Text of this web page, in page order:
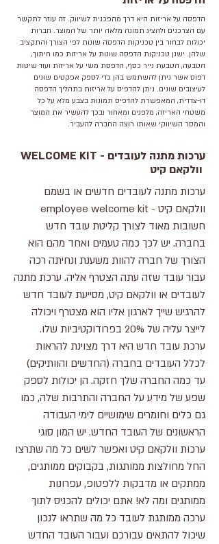
הדפסה על אריזות היא דרך מהפכנית לשיווק. זה עוזר לתקשר
עם הצרכנים ולהציג תמונה מלאה יותר של המוצר. חברות
יכולות לבחור בין טכניקות הדפסה שונות לפי הצורך והתקציב
שלהן. ישנן טכניקות הדפסה שונות על אריזות כמו חיתוך,
הטבעה, הטבעת נייר כסף, הדפסת משי על אריזות ועוד שיטות
דפוס אשר ניתן להשתמש בהן כדי לספק אפקטים שונים
לעיצובים שונים. ניתן להדפיס על אריזות בתהליך הדפסה
דו-צדדית, המאפשרת להדפיס תמונות בצבע מלא על כל
משטחי האריזה, מלפנים ומאחור ובכך להעשיר את המוצר
והמסר השיווקי שאותו רוצה החברה להעביר.
WELCOME KIT ערכות מתנה לעובדים -
ערכות מתנה לעובדים חדשים או בשמם
וולקאם קיט - employee welcome kit
חשובות מאוד לצורך קליטת עובד חדש
בחברה. יש לכך כמה טעמים ואחד מהם הוא
הצורך של חברה להוות משענת ונחיתה רכה
עבור עובד שזה עתה הצטרף אליה. ערכת מתנה
לעובדים או וולקאם קיט, מסייעת לעובד חדש
להרגיש שייך לארגון אליו הוא מצטרף ויכולה
לייצר עליה של 20% בפרודוקטיביות שלו.
ערכת עובד חדש היא דרך מצוינת להראות
לכלל העובדים בחברה (החדשים והוותיקים)
עד כמה החברה שלך חזקה. הן יכולות לספק
שפע של מידע על החברה והתרבות שלה, כמו
גם כלים וחומרים שימושיים לימי העבודה
הראשונים של העובד החדש. יש המון סוגי
ערכות וולקאם קיט ואפשר לשים כל מה שתרצו
החל מחולצות ממותגות, בקבוקים ממותגים,
ממתקים או מדבקות ללפטופ, עפרונות
ממותגים ומה לא! אתם יכולים להכניס לתוך
ערכה ממותגת לעובד כל מה שתראו לנכון
שיכול להתאים עבורכם ועבור העובד החדש